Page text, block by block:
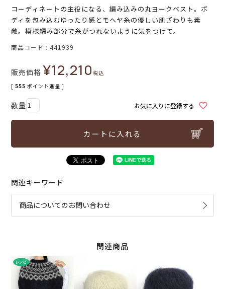
コーディネートの主役になる、編み込みの丸ヨークベスト。ボ
ディを包み込むゆったり感とモヘヤ糸の優しい肌ざわりも素
敵。模様編み部分で糸がつれないように気をつけて。
商品コード 441939
販売価格 ¥12,210税込
[ 555 ポイント進呈 ]
お気に入りに登録する
カートに入れる
関連キーワード
商品についてのお問い合わせ
関連商品